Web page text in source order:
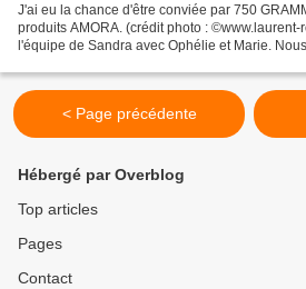
J'ai eu la chance d'être conviée par 750
produits AMORA. (crédit photo :
l'équipe de Sandra avec Ophélie et Marie.
< Page précédente
Hébergé par Overblog
Top articles
Pages
Contact